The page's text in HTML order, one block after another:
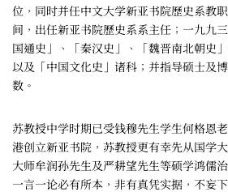
位，同时并任中文大学新亚书院歷史系教
间，出任新亚书院歷史系系主任；一九九
国通史」、「秦汉史」、「魏晋南北朝史
以及「中国文化史」诸科；并指导硕士及
数。
苏教授中学时期已受钱穆先生学生何格恩
港创立新亚书院，苏教授更有幸先从国学
大师牟润孙先生及严耕望先生等硕学鸿儒
一言一论必有所本，非有真凭实据，不妄